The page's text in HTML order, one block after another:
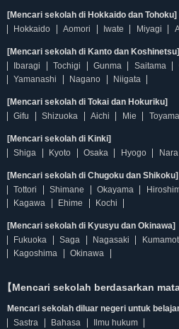
[Mencari sekolah di Hokkaido dan Tohoku]
Hokkaido
Aomori Iwate Miyagi
[Mencari sekolah di Kanto dan Koshinetsu]
Ibaragi
Tochigi Gunma Saitama
Yamanashi
Nagano Niigata
[Mencari sekolah di Tokai dan Hokuriku]
Gifu
Shizuoka Aichi Mie Toyama
[Mencari sekolah di Kinki]
Shiga
Kyoto Osaka Hyogo Nara
[Mencari sekolah di Chugoku dan Shikoku]
Tottori
Shimane Okayama
Kagawa
Ehime Kochi
[Mencari sekolah di Kyusyu dan Okinawa]
Fukuoka
Saga Nagasaki
Kagoshima
Okinawa
【Mencari sekolah berdasarkan
Mencari sekolah diluar negeri untuk
Sastra
Bahasa
Ilmu hukum